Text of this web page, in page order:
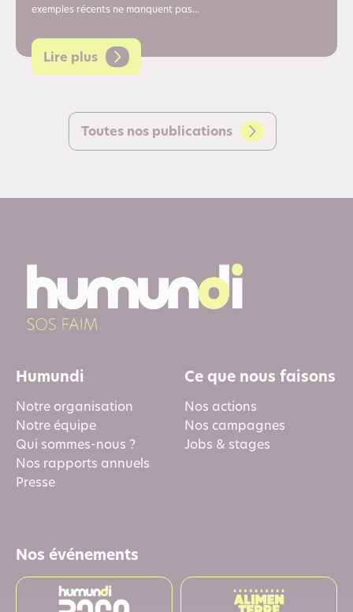
exemples récents ne manquent pas...
Lire plus
Toutes nos publications
Humundi
Notre organisation
Notre équipe
Qui sommes-nous ?
Nos rapports annuels
Presse
Ce que nous faisons
Nos actions
Nos campagnes
Jobs & stages
Nos événements